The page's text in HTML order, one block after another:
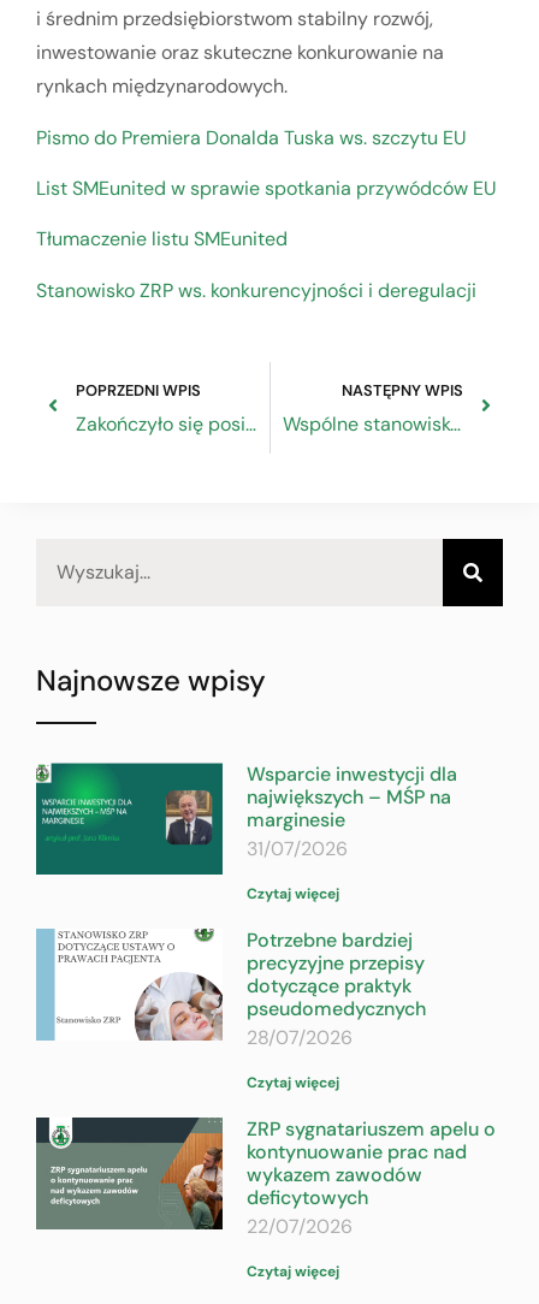
i średnim przedsiębiorstwom stabilny rozwój,
inwestowanie oraz skuteczne konkurowanie na
rynkach międzynarodowych.
Pismo do Premiera Donalda Tuska ws. szczytu EU
List SMEunited w sprawie spotkania przywódców EU
Tłumaczenie listu SMEunited
Stanowisko ZRP ws. konkurencyjności i deregulacji
POPRZEDNI WPIS
Zakończyło się posiedzenie Zespołu Roboczego ds. Rzemiosła
NASTĘPNY WPIS
Wspólne stanowisko ZRP do projektu nowelizacji ustawy o Państwowej Inspekcji Pracy
Najnowsze wpisy
Wsparcie inwestycji dla
największych – MŚP na
marginesie
31/07/2026
Czytaj więcej
Potrzebne bardziej
precyzyjne przepisy
dotyczące praktyk
pseudomedycznych
28/07/2026
Czytaj więcej
ZRP sygnatariuszem apelu o
kontynuowanie prac nad
wykazem zawodów
deficytowych
22/07/2026
Czytaj więcej